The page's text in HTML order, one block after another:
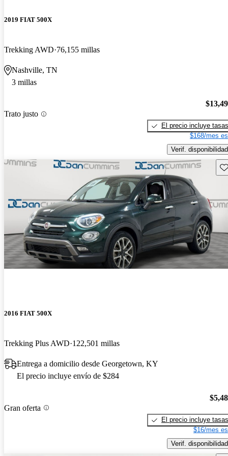
2019 FIAT 500X
Trekking AWD 76,155 millas
Nashville, TN
3 millas
Trato justo
El precio incluye tasas
$168/mes
Verif. disponibilidad
2016 FIAT 500X
Trekking Plus AWD 122,501 millas
Entrega a domicilio desde Georgetown, KY
El precio incluye envío de $284
Gran oferta
El precio incluye tasas
$16/mes
Verif. disponibilidad